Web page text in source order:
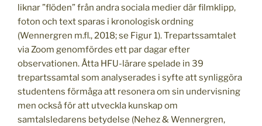
liknar ”flöden” från andra sociala medier där filmklipp,
foton och text sparas i kronologisk ordning
(Wennergren m.fl., 2018; se Figur 1). Trepartssamtalet
via Zoom genomfördes ett par dagar efter
observationen. Åtta HFU-lärare spelade in 39
trepartssamtal som analyserades i syfte att synliggöra
studentens förmåga att resonera om sin undervisning
men också för att utveckla kunskap om
samtalsledarens betydelse (Nehez & Wennergren,